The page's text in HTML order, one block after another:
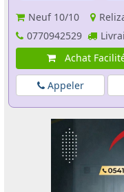
Neuf 10/10
0770942529
Achat
Appeler